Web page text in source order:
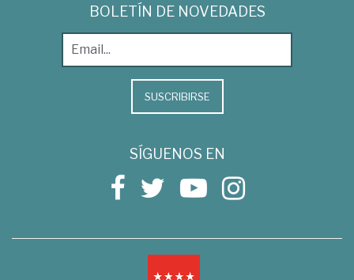
BOLETÍN DE NOVEDADES
SUSCRIBIRSE
SÍGUENOS EN